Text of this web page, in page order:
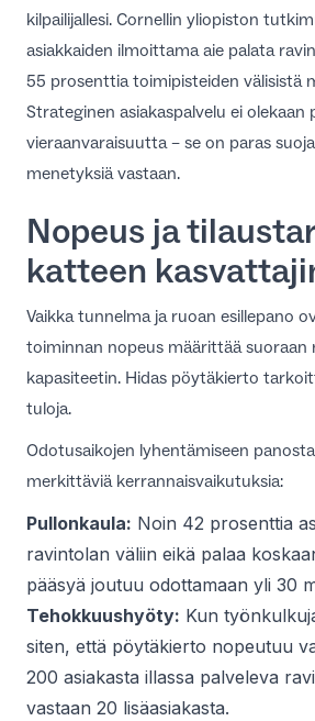
kilpailijallesi. Cornellin yliopiston
asiakkaiden ilmoittama aie palata
55 prosenttia toimipisteiden välisistä
Strateginen asiakaspalvelu ei olekaan
vieraanvaraisuutta – se on paras
menetyksiä vastaan.
Nopeus ja
katteen
Vaikka tunnelma ja ruoan esillepano
toiminnan nopeus määrittää suoraan
kapasiteetin. Hidas pöytäkierto
tuloja.
Odotusaikojen lyhentämiseen
merkittäviä kerrannaisvaikutuksia:
Pullonkaula: Noin 42 prosenttia
ravintolan väliin eikä palaa
pääsyä joutuu odottamaan yli 30
Tehokkuushyöty: Kun
siten, että pöytäkierto nopeutuu
200 asiakasta illassa palveleva
vastaan 20 lisäasiakasta.